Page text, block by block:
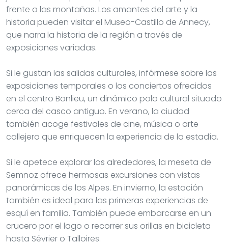
frente a las montañas. Los amantes del arte y la
historia pueden visitar el Museo-Castillo de Annecy,
que narra la historia de la región a través de
exposiciones variadas.
Si le gustan las salidas culturales, infórmese sobre las
exposiciones temporales o los conciertos ofrecidos
en el centro Bonlieu, un dinámico polo cultural situado
cerca del casco antiguo. En verano, la ciudad
también acoge festivales de cine, música o arte
callejero que enriquecen la experiencia de la estadía.
Si le apetece explorar los alrededores, la meseta de
Semnoz ofrece hermosas excursiones con vistas
panorámicas de los Alpes. En invierno, la estación
también es ideal para las primeras experiencias de
esquí en familia. También puede embarcarse en un
crucero por el lago o recorrer sus orillas en bicicleta
hasta Sévrier o Talloires.